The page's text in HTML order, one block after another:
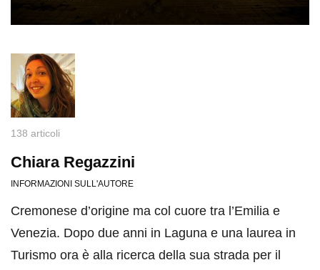
138 articoli
Chiara Regazzini
INFORMAZIONI SULL'AUTORE
Cremonese d’origine ma col cuore tra l’Emilia e
Venezia. Dopo due anni in Laguna e una laurea in
Turismo ora è alla ricerca della sua strada per il